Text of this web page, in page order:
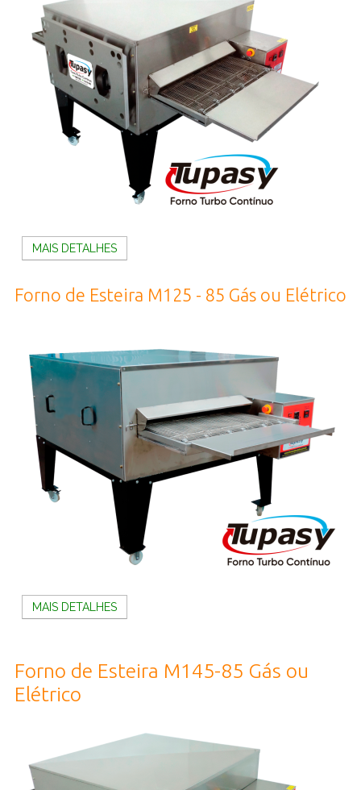
MAIS DETALHES
Forno de Esteira M125 - 85 Gás ou Elétrico
MAIS DETALHES
Forno de Esteira M145-85 Gás ou
Elétrico